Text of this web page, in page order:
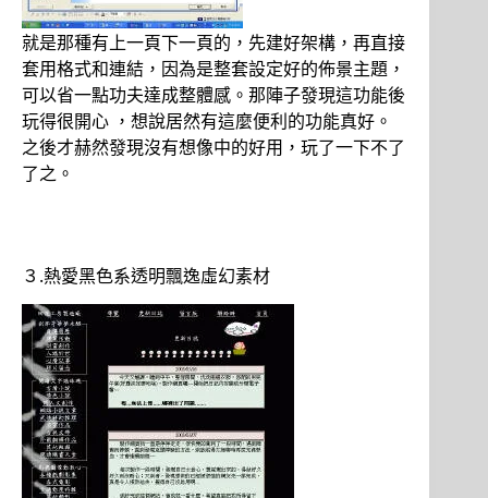
就是那種有上一頁下一頁的，先建好架構，再直接
套用格式和連結，因為是整套設定好的佈景主題，
可以省一點功夫達成整體感。那陣子發現這功能後
玩得很開心 ，想說居然有這麼便利的功能真好。
之後才赫然發現沒有想像中的好用，玩了一下不了
了之。
３.熱愛黑色系透明飄逸虛幻素材